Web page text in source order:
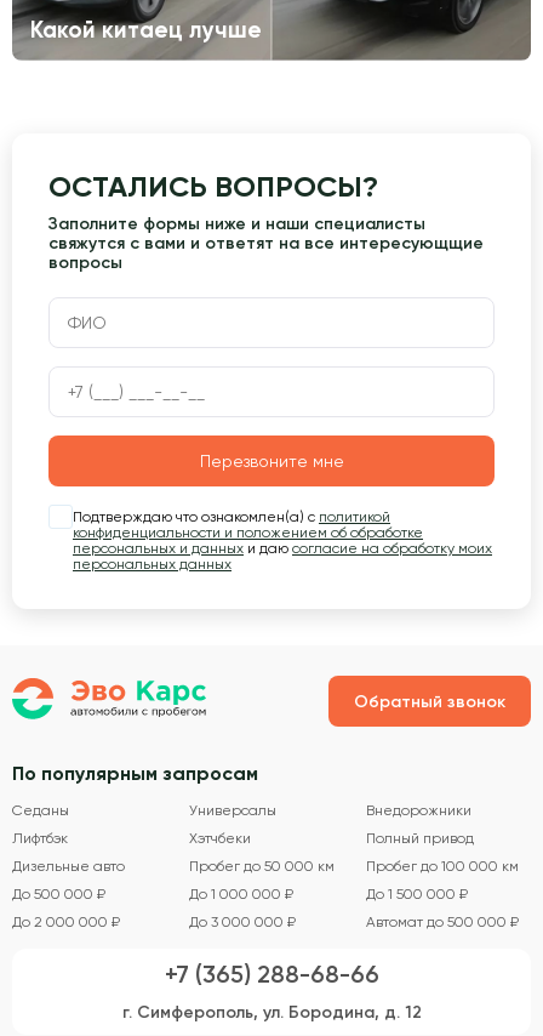
Какой китаец лучше
ОСТАЛИСЬ ВОПРОСЫ?
Заполните формы ниже и наши специалисты
свяжутся с вами и ответят на все интересующщие
вопросы
Перезвоните мне
Подтверждаю что ознакомлен(а) с политикой
конфиденциальности и положением об обработке
персональных и данных и даю согласие на обработку моих
персональных данных
Обратный звонок
По популярным запросам
Седаны Универсалы
Внедорожники
Лифтбэк
Хэтчбеки
Полный привод
Дизельные авто
Пробег до 50 000 км
Пробег до 100 000 км
До 500 000 ₽
До 1 000 000 ₽
До 1 500 000 ₽
До 2 000 000 ₽
До 3 000 000 ₽ Автомат до 500 000 ₽
+7 (365) 288-68-66
г. Симферополь, ул. Бородина, д. 12